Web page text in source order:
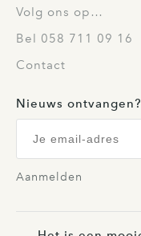
Volg ons op…
Bel 058 711 09 16
Contact
Nieuws ontvangen?
Aanmelden